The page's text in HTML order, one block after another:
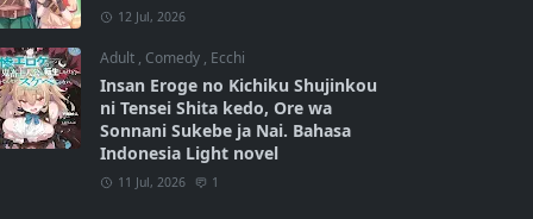
12 Jul, 2026
Adult , Comedy , Ecchi
Insan Eroge no Kichiku Shujinkou
ni Tensei Shita kedo, Ore wa
Sonnani Sukebe ja Nai. Bahasa
Indonesia Light novel
11 Jul, 2026 1